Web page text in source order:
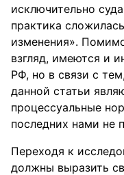
исключительно
практика
изменения».
взгляд, имеются и
РФ, но в связи с
данной статьи
процессуальные
последних нами не
Переходя к
должны выразить